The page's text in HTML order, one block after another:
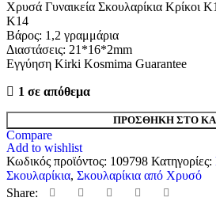
Χρυσά Γυναικεία Σκουλαρίκια Κρίκοι
K14
Βάρος: 1,2 γραμμάρια
Διαστάσεις: 21*16*2mm
Εγγύηση Kirki Kosmima Guarantee
1 σε απόθεμα
Χρυσά
Γυναικεία
Σκουλαρίκια
Κρίκοι
Κ14
Με
ΠΡΟΣΘΉΚΗ ΣΤΟ
Compare
Add to wishlist
Κωδικός προϊόντος: 109798 Κατηγορίες:
Σκουλαρίκια, Σκουλαρίκια από Χρυσό
Share: